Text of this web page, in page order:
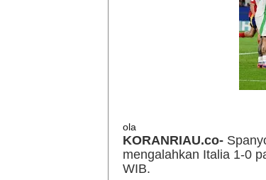
ola
KORANRIAU.co-
mengalahkan Italia 1-0
WIB.